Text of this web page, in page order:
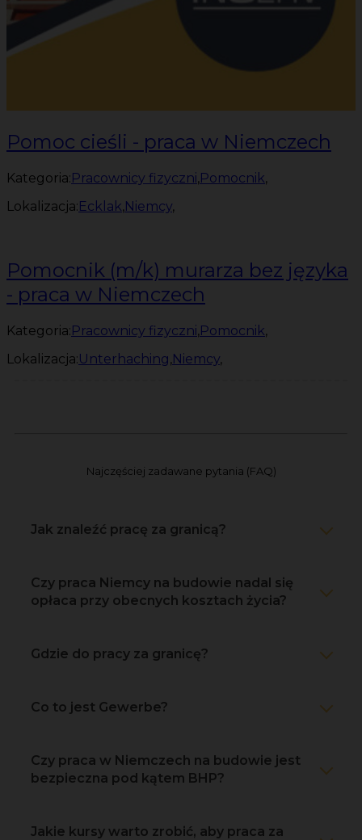
Pomoc cieśli - praca w Niemczech
Kategoria:Pracownicy fizyczni,Pomocnik,
Lokalizacja:Ecklak,Niemcy,
Pomocnik (m/k) murarza bez języka
- praca w Niemczech
Kategoria:Pracownicy fizyczni,Pomocnik,
Lokalizacja:Unterhaching,Niemcy,
Najczęściej zadawane pytania (FAQ)
Jak znaleźć pracę za granicą?
Czy praca Niemcy na budowie nadal się
opłaca przy obecnych kosztach życia?
Gdzie do pracy za granicę?
Co to jest Gewerbe?
Czy praca w Niemczech na budowie jest
bezpieczna pod kątem BHP?
Jakie kursy warto zrobić, aby praca za